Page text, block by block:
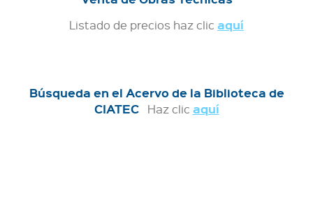
Listado de precios haz clic aquí
Búsqueda en el Acervo de la Biblioteca de
CIATEC
Haz clic aquí